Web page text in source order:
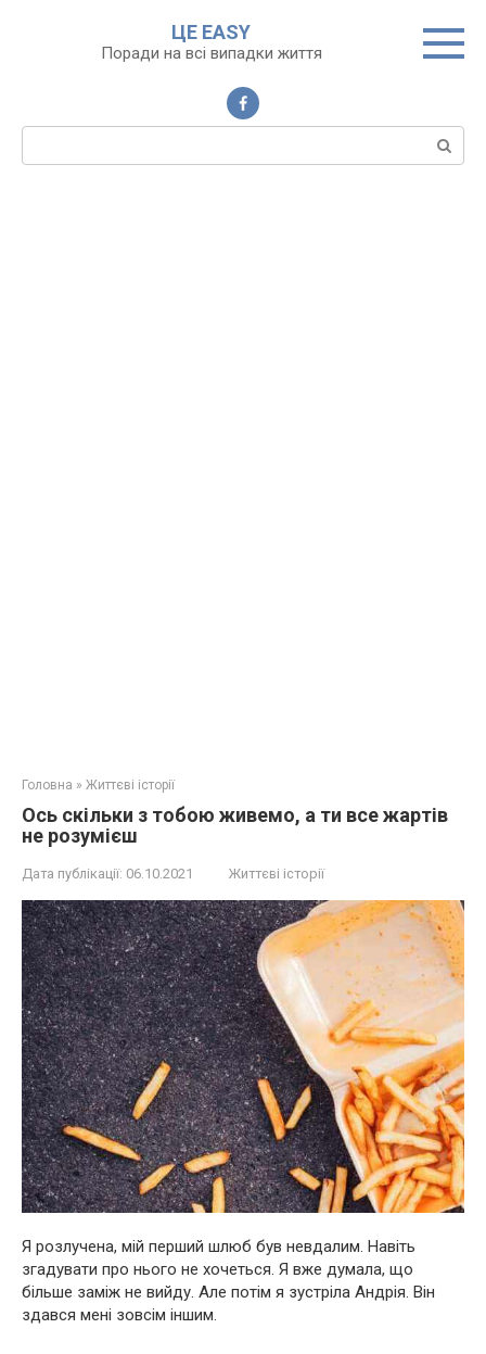
ЦЕ EASY
Поради на всі випадки життя
Пошук:
Головна » Життєві історії
Ось скільки з тобою живемо, а ти все жартів
не розумієш
Дата публікації: 06.10.2021 Життєві історії
Я розлучена, мій перший шлюб був невдалим. Навіть
згадувати про нього не хочеться. Я вже думала, що
більше заміж не вийду. Але потім я зустріла Андрія. Він
здався мені зовсім іншим.